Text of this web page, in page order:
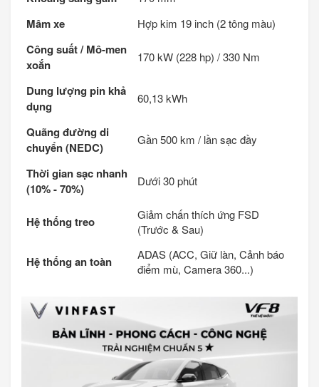
Mâm xe Hợp kim 19 inch (2 tông màu)
Công suất / Mô-men
xoắn
170 kW (228 hp) / 330 Nm
Dung lượng pin khả
dụng
60,13 kWh
Quãng đường di
chuyển (NEDC)
Gần 500 km / lần sạc đầy
Thời gian sạc nhanh
(10% - 70%)
Dưới 30 phút
Hệ thống treo
Giảm chấn thích ứng FSD
(Trước & Sau)
Hệ thống an toàn
ADAS (ACC, Giữ làn, Cảnh báo
điểm mù, Camera 360...)